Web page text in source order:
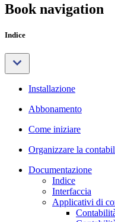
Book navigation
Indice
Installazione
Abbonamento
Come iniziare
Organizzare la
Documentazione
Indice
Interfaccia
Applicativi di